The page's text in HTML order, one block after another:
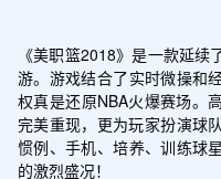
《美职篮2018》是一款延
游。游戏结合了实时微操和
权真是还原NBA火爆赛场。
完美重现，更为玩家扮演球
惯例、手机、培养、训练球
的激烈盛况！